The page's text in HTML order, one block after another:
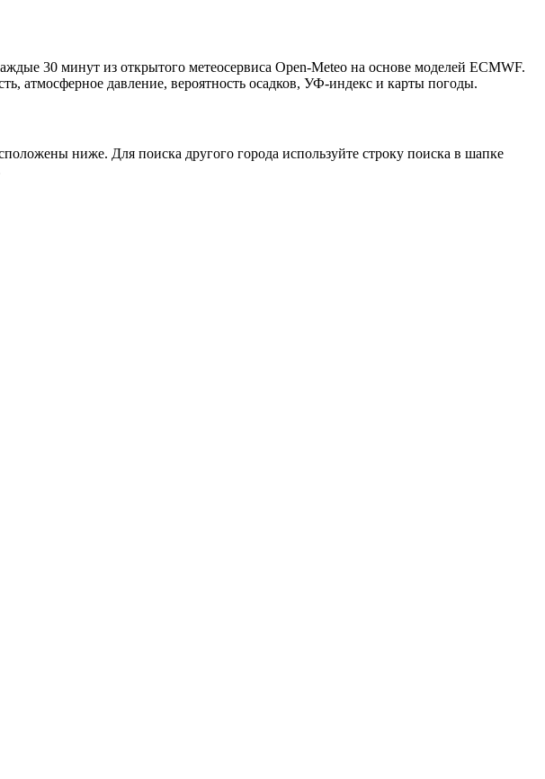
30 минут из открытого метеосервиса Open-Meteo на основе моделей ECMWF.
атмосферное давление, вероятность осадков, УФ-индекс и карты погоды.
ниже. Для поиска другого города используйте строку поиска в шапке